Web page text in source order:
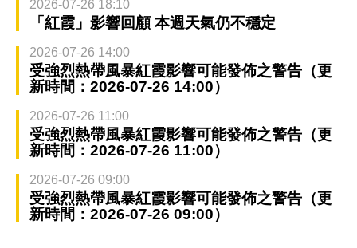
2026-07-26 18:10
「紅霞」影響回顧 本週天氣仍不穩定
2026-07-26 14:00
受強烈熱帶風暴紅霞影響可能發佈之警告（更
新時間：2026-07-26 14:00）
2026-07-26 11:00
受強烈熱帶風暴紅霞影響可能發佈之警告（更
新時間：2026-07-26 11:00）
2026-07-26 09:00
受強烈熱帶風暴紅霞影響可能發佈之警告（更
新時間：2026-07-26 09:00）